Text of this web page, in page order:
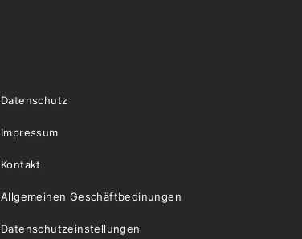
Datenschutz
Impressum
Kontakt
Allgemeinen Geschäftbedinungen
Datenschutzeinstellungen